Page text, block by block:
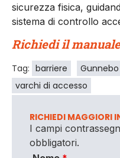
sicurezza fisica,
sistema di controllo
Richiedi il
Tag: barriere
varchi di accesso
RICHIEDI MAGGIORI
I campi
obbligatori.